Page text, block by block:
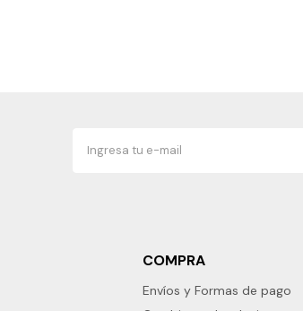
COMPRA
Envíos y Formas de pago